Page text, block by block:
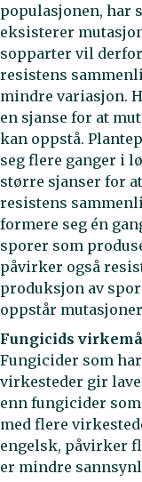
populasjonen, har
eksisterer
sopparter vil
resistens
mindre variasjon.
en sjanse for at
kan oppstå.
seg flere ganger i
større sjanser for
resistens
formere seg én
sporer som
påvirker også
produksjon av
oppstår
Fungicids
Fungicider som
virkesteder gir
enn fungicider
med flere
engelsk, påvirker
er mindre